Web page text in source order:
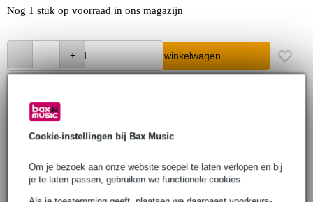
Cookie-instellingen bij Bax Music
Om je bezoek aan onze website soepel te laten verlopen en bij
je te laten passen, gebruiken we functionele cookies.
Nog 1 stuk op voorraad in ons magazijn
In winkelwagen
Bestel voor 23:00 = morgen in huis